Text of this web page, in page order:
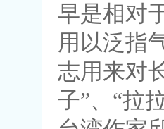
早是相对
用以泛指
志用来对
子”、“拉